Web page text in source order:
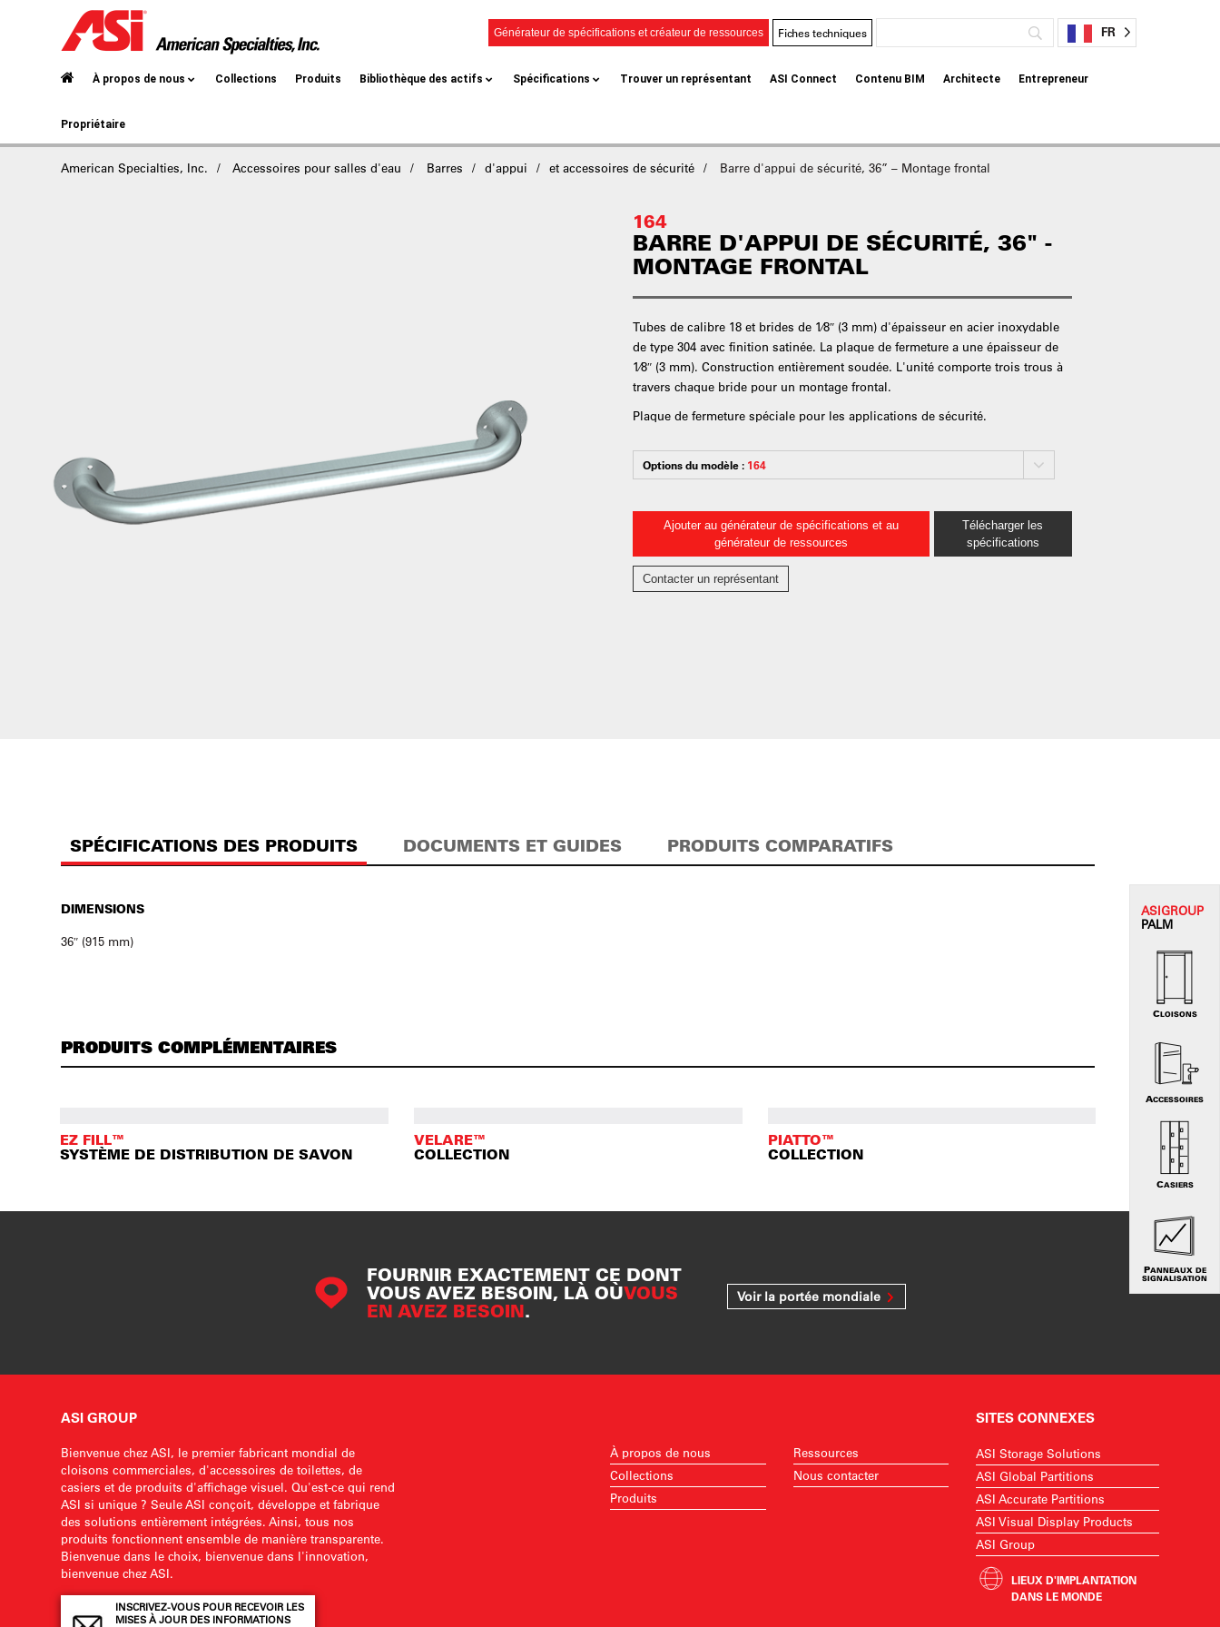
Générateur de spécifications et créateur de ressources Fiches techniques FR
À propos de nous Collections Produits Bibliothèque des actifs Spécifications Trouver un représentant ASI Connect Contenu BIM Architecte Entrepreneur
Propriétaire
American Specialties, Inc. Accessoires pour salles d'eau Barres d'appui et accessoires de sécurité Barre d'appui de sécurité, 36” – Montage frontal
164
BARRE D'APPUI DE SÉCURITÉ, 36" -
MONTAGE FRONTAL
Tubes de calibre 18 et brides de 1⁄8″ (3 mm) d'épaisseur en acier inoxydable
de type 304 avec finition satinée. La plaque de fermeture a une épaisseur de
1⁄8″ (3 mm). Construction entièrement soudée. L'unité comporte trois trous à
travers chaque bride pour un montage frontal.
Plaque de fermeture spéciale pour les applications de sécurité.
Options du modèle : 164
Ajouter au générateur de spécifications et au
générateur de ressources
Télécharger les
spécifications
Contacter un représentant
SPÉCIFICATIONS DES PRODUITS DOCUMENTS ET GUIDES PRODUITS COMPARATIFS
DIMENSIONS
36″ (915 mm)
PRODUITS COMPLÉMENTAIRES
EZ FILL™
SYSTÈME DE DISTRIBUTION DE SAVON
VELARE™
COLLECTION
PIATTO™
COLLECTION
FOURNIR EXACTEMENT CE DONT
VOUS AVEZ BESOIN, LÀ OÙVOUS
EN AVEZ BESOIN.
Voir la portée mondiale
ASIGROUP
PALM
CLOISONS
ACCESSOIRES
CASIERS
PANNEAUX DE
SIGNALISATION
ASI GROUP
Bienvenue chez ASI, le premier fabricant mondial de
cloisons commerciales, d'accessoires de toilettes, de
casiers et de produits d'affichage visuel. Qu'est-ce qui rend
ASI si unique ? Seule ASI conçoit, développe et fabrique
des solutions entièrement intégrées. Ainsi, tous nos
produits fonctionnent ensemble de manière transparente.
Bienvenue dans le choix, bienvenue dans l'innovation,
bienvenue chez ASI.
INSCRIVEZ-VOUS POUR RECEVOIR LES
MISES À JOUR DES INFORMATIONS
À propos de nous
Collections
Produits
Ressources
Nous contacter
SITES CONNEXES
ASI Storage Solutions
ASI Global Partitions
ASI Accurate Partitions
ASI Visual Display Products
ASI Group
LIEUX D'IMPLANTATION
DANS LE MONDE